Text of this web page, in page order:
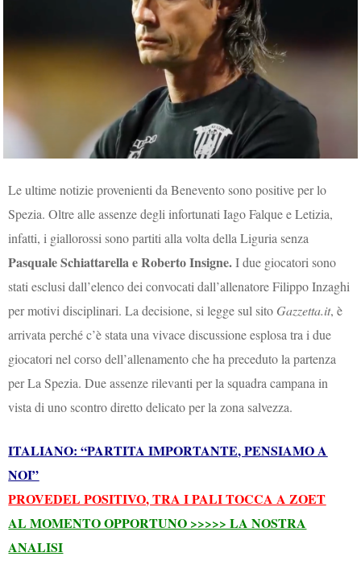
Le ultime notizie provenienti da Benevento sono positive per lo
Spezia. Oltre alle assenze degli infortunati Iago Falque e Letizia,
infatti, i giallorossi sono partiti alla volta della Liguria senza
Pasquale Schiattarella e Roberto Insigne.I due giocatori sono
stati esclusi dall’elenco dei convocati dall’allenatore Filippo Inzaghi
per motivi disciplinari. La decisione, si legge sul sito Gazzetta.it, è
arrivata perché c’è stata una vivace discussione esplosa tra i due
giocatori nel corso dell’allenamento che ha preceduto la partenza
per La Spezia. Due assenze rilevanti per la squadra campana in
vista di uno scontro diretto delicato per la zona salvezza.
ITALIANO: “PARTITA IMPORTANTE, PENSIAMO A
NOI”
PROVEDEL POSITIVO, TRA I PALI TOCCA A ZOET
AL MOMENTO OPPORTUNO >>>>> LA NOSTRA
ANALISI